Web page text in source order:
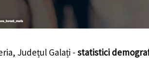
Județul Galați - statistici